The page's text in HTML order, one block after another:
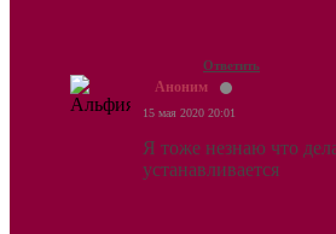
Ответить
Аноним
15 мая 2020 20:01
Я тоже незнаю что
устанавливается